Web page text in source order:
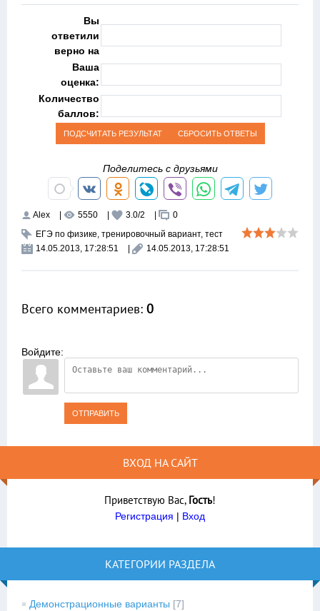
Вы
ответили
верно на
Ваша
оценка:
Количество
баллов:
Поделитесь с друзьями
Alex 5550 3.0/2
0
ЕГЭ по физике, тренировочный вариант, тест
14.05.2013, 17:28:51
14.05.2013, 17:28:51
Всего комментариев: 0
Войдите:
ОТПРАВИТЬ
ВХОД НА САЙТ
Приветствую Вас, Гость!
Регистрация | Вход
КАТЕГОРИИ РАЗДЕЛА
Демонстрационные варианты [7]